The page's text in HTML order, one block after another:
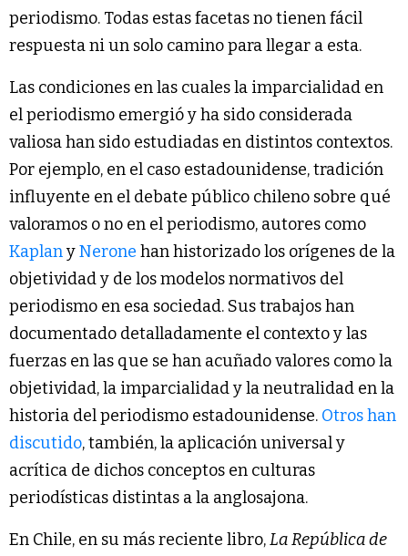
periodismo. Todas estas facetas no tienen fácil
respuesta ni un solo camino para llegar a esta.
Las condiciones en las cuales la imparcialidad en
el periodismo emergió y ha sido considerada
valiosa han sido estudiadas en distintos contextos.
Por ejemplo, en el caso estadounidense, tradición
influyente en el debate público chileno sobre qué
valoramos o no en el periodismo, autores como
KaplanyNerone han historizado los orígenes de la
objetividad y de los modelos normativos del
periodismo en esa sociedad. Sus trabajos han
documentado detalladamente el contexto y las
fuerzas en las que se han acuñado valores como la
objetividad, la imparcialidad y la neutralidad en la
historia del periodismo estadounidense. Otros han
discutido, también, la aplicación universal y
acrítica de dichos conceptos en culturas
periodísticas distintas a la anglosajona.
En Chile, en su más reciente libro,La República de